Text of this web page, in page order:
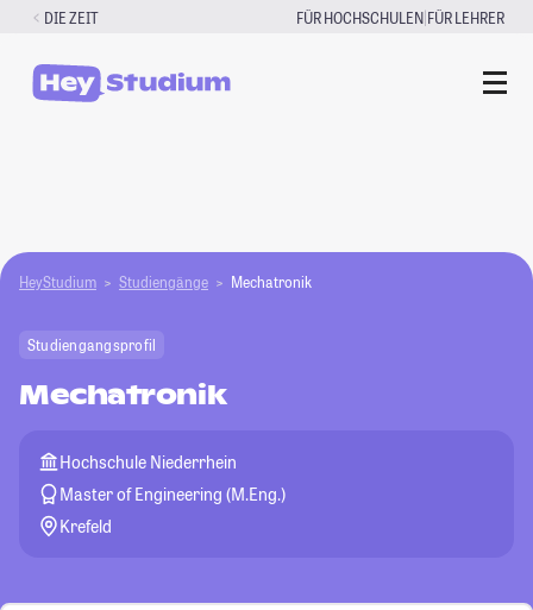
Zum
springen
DIE ZEIT FÜR HOCHSCHULEN|FÜR LEHRER
HeyStudium Studiengänge Mechatronik
Studiengangsprofil
Mechatronik
Hochschule Niederrhein
Master of Engineering (M.Eng.)
Krefeld